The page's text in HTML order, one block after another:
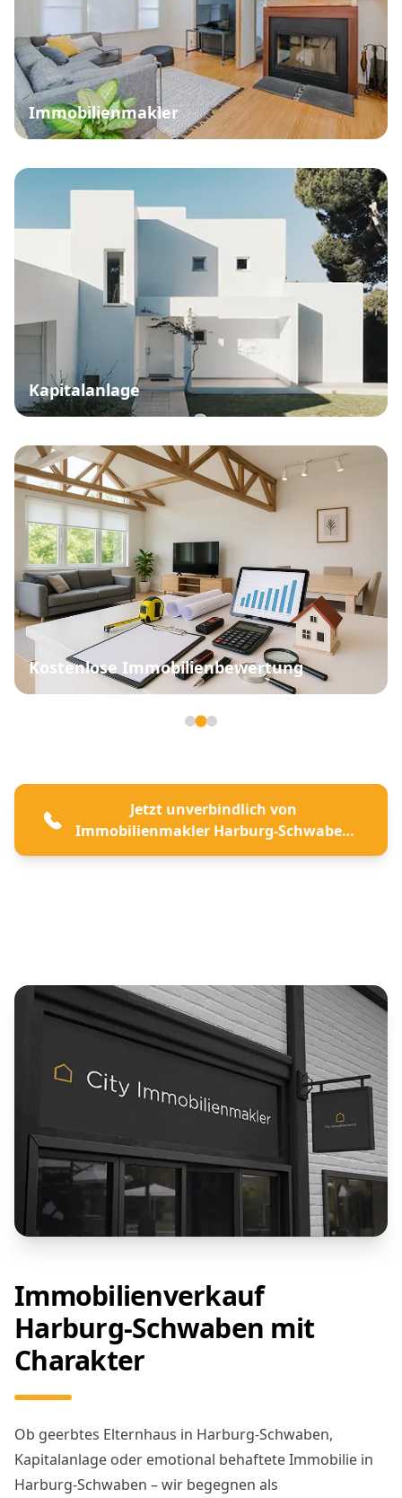
Immobilienmakler
Kapitalanlage
Kostenlose Immobilienbewertung
Jetzt unverbindlich von
Immobilienmakler Harburg-Schwaben
beraten lassen
Immobilienverkauf
Harburg-Schwaben mit
Charakter
Ob geerbtes Elternhaus in Harburg-Schwaben,
Kapitalanlage oder emotional behaftete Immobilie in
Harburg-Schwaben – wir begegnen als